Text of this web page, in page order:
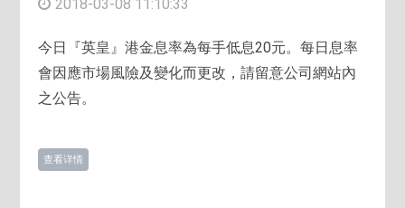
2018-03-08 11:10:33
今日『英皇』港金息率為每手低息20元。每日息率
會因應市場風險及變化而更改，請留意公司網站內
之公告。
查看详情